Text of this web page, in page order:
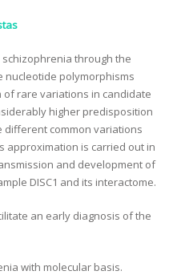
through the
nucleotide polymorphisms
of rare variations in candidate
higher predisposition
common variations
approximation is carried out in
and development of
DISC1 and its interactome.
an early diagnosis of the
with molecular basis.